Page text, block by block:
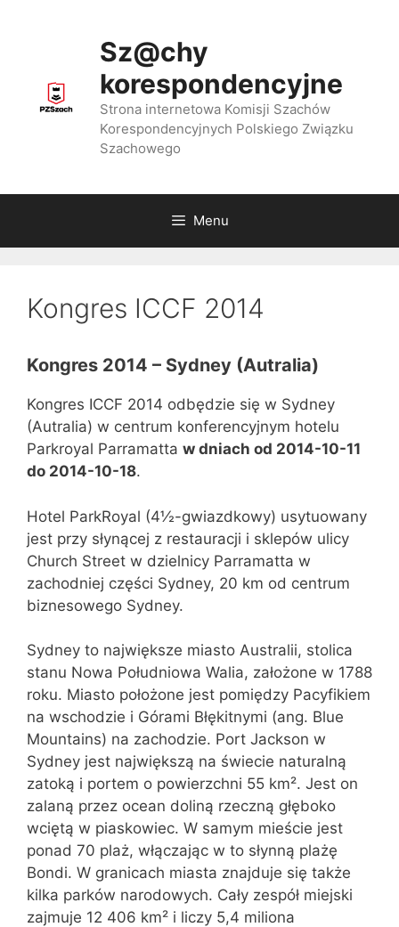
Sz@chy
korespondencyjne
Strona internetowa Komisji Szachów
Korespondencyjnych Polskiego Związku
Szachowego
Menu
Kongres ICCF 2014
Kongres 2014 – Sydney (Autralia)
Kongres ICCF 2014 odbędzie się w Sydney
(Autralia) w centrum konferencyjnym hotelu
Parkroyal Parramatta w dniach od 2014-10-11
do 2014-10-18.
Hotel ParkRoyal (4½-gwiazdkowy) usytuowany
jest przy słynącej z restauracji i sklepów ulicy
Church Street w dzielnicy Parramatta w
zachodniej części Sydney, 20 km od centrum
biznesowego Sydney.
Sydney to największe miasto Australii, stolica
stanu Nowa Południowa Walia, założone w 1788
roku. Miasto położone jest pomiędzy Pacyfikiem
na wschodzie i Górami Błękitnymi (ang. Blue
Mountains) na zachodzie. Port Jackson w
Sydney jest największą na świecie naturalną
zatoką i portem o powierzchni 55 km². Jest on
zalaną przez ocean doliną rzeczną głęboko
wciętą w piaskowiec. W samym mieście jest
ponad 70 plaż, włączając w to słynną plażę
Bondi. W granicach miasta znajduje się także
kilka parków narodowych. Cały zespół miejski
zajmuje 12 406 km² i liczy 5,4 miliona